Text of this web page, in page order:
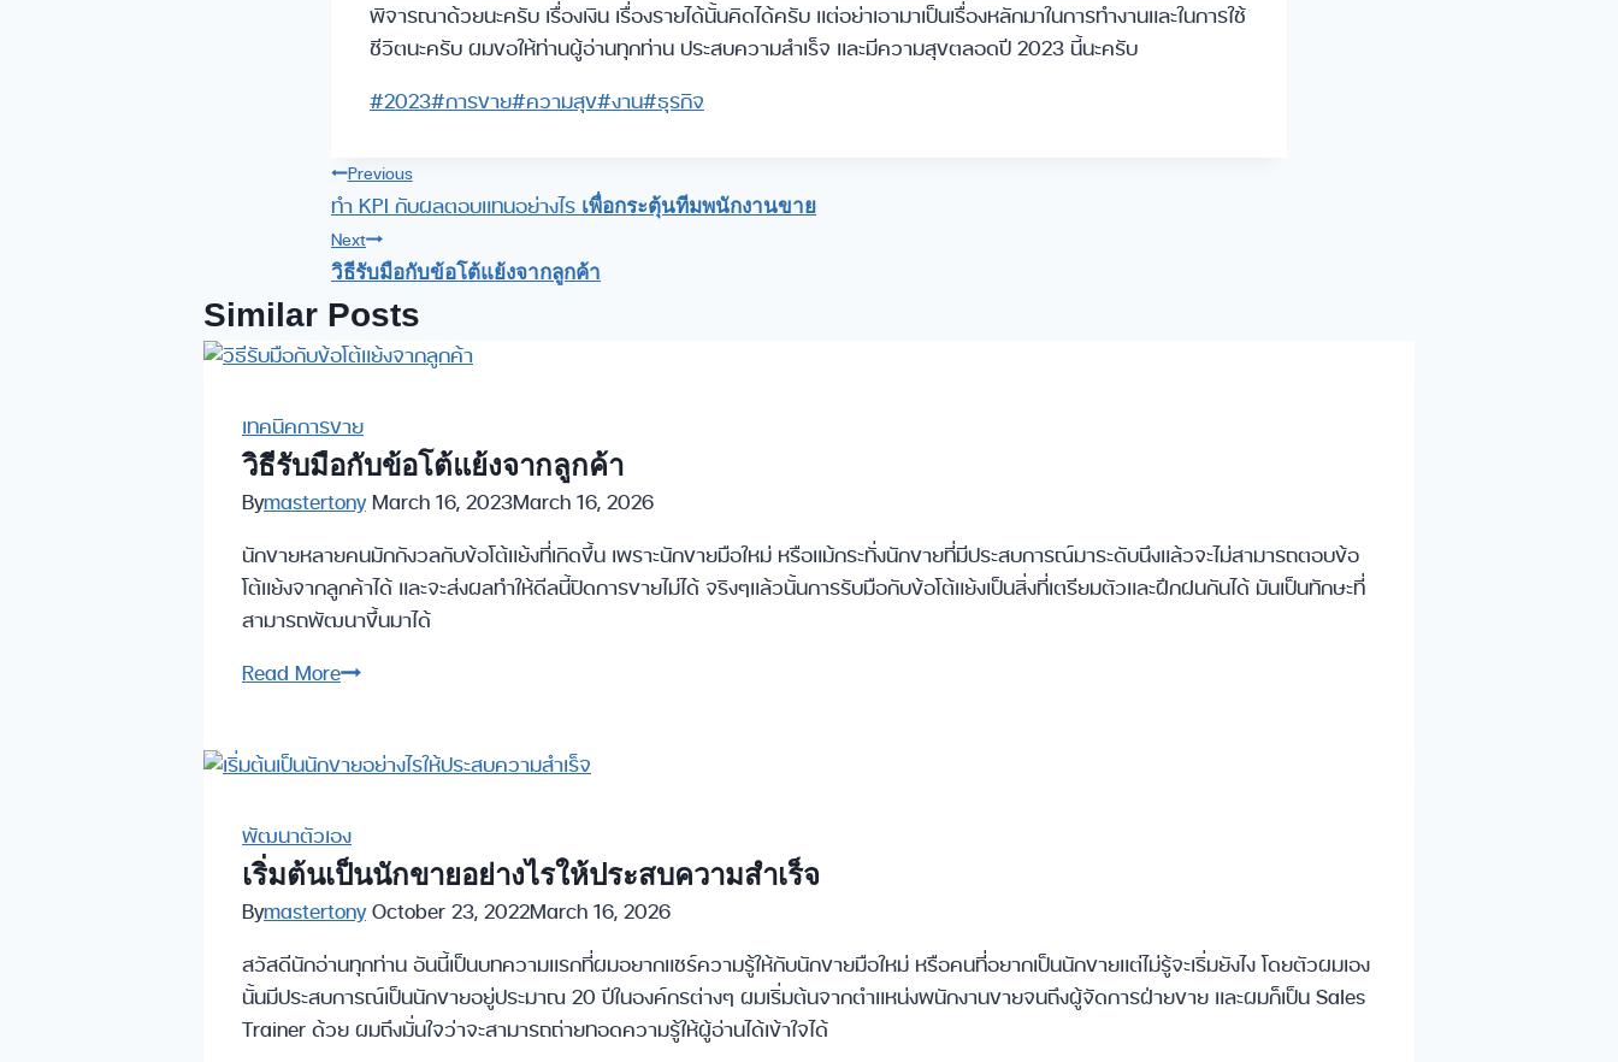
พิจารณาด้วยนะครับ เรื่องเงิน เรื่องรายได้นั้นคิดได้ครับ แต่อย่าเอามาเป็นเรื่องหลักมาในการทำงานและในการใช้
ชีวิตนะครับ ผมขอให้ท่านผู้อ่านทุกท่าน ประสบความสำเร็จ และมีความสุขตลอดปี 2023 นี้นะครับ
Post
#2023#การขาย#ความสุข#งาน#ธุรกิจ
Post
navigation
Previous
ทำ KPI กับผลตอบแทนอย่างไร เพื่อกระตุ้นทีมพนักงานขาย
Next
วิธีรับมือกับข้อโต้แย้งจากลูกค้า
Similar Posts
เทคนิคการขาย
วิธีรับมือกับข้อโต้แย้งจากลูกค้า
Bymastertony March 16, 2023March 16, 2026
นักขายหลายคนมักกังวลกับข้อโต้แย้งที่เกิดขึ้น เพราะนักขายมือใหม่ หรือแม้กระทั่งนักขายที่มีประสบการณ์มาระดับนึงแล้วจะไม่สามารถตอบข้อ
โต้แย้งจากลูกค้าได้ และจะส่งผลทำให้ดีลนี้ปิดการขายไม่ได้ จริงๆแล้วนั้นการรับมือกับข้อโต้แย้งเป็นสิ่งที่เตรียมตัวและฝึกฝนกันได้ มันเป็นทักษะที่
สามารถพัฒนาขึ้นมาได้
Read Moreวิธี
ข้อ
แย้ง
จาก
ลูกค้า
พัฒนาตัวเอง
เริ่มต้นเป็นนักขายอย่างไรให้ประสบความสำเร็จ
Bymastertony October 23, 2022March 16, 2026
สวัสดีนักอ่านทุกท่าน อันนี้เป็นบทความแรกที่ผมอยากแชร์ความรู้ให้กับนักขายมือใหม่ หรือคนที่อยากเป็นนักขายแต่ไม่รู้จะเริ่มยังไง โดยตัวผมเอง
นั้นมีประสบการณ์เป็นนักขายอยู่ประมาณ 20 ปีในองค์กรต่างๆ ผมเริ่มต้นจากตำแหน่งพนักงานขายจนถึงผู้จัดการฝ่ายขาย และผมก็เป็น Sales
Trainer ด้วย ผมถึงมั่นใจว่าจะสามารถถ่ายทอดความรู้ให้ผู้อ่านได้เข้าใจได้